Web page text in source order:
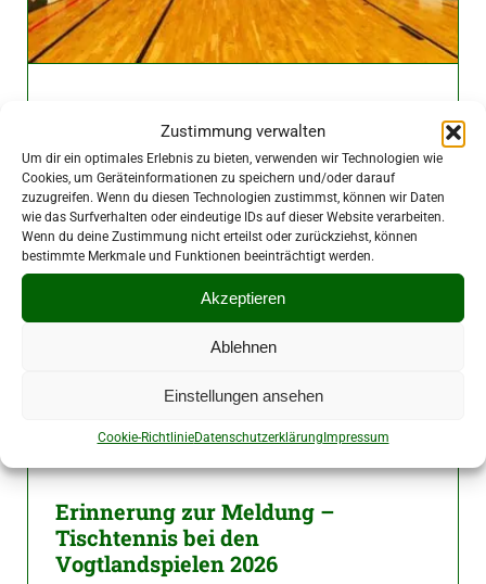
Zustimmung verwalten
Um dir ein optimales Erlebnis zu bieten, verwenden wir Technologien wie
Cookies, um Geräteinformationen zu speichern und/oder darauf
zuzugreifen. Wenn du diesen Technologien zustimmst, können wir Daten
wie das Surfverhalten oder eindeutige IDs auf dieser Website verarbeiten.
Wenn du deine Zustimmung nicht erteilst oder zurückziehst, können
bestimmte Merkmale und Funktionen beeinträchtigt werden.
Akzeptieren
Ablehnen
Einstellungen ansehen
Cookie-RichtlinieDatenschutzerklärung Impressum
Verband
Erinnerung zur Meldung –
Tischtennis bei den
Vogtlandspielen 2026